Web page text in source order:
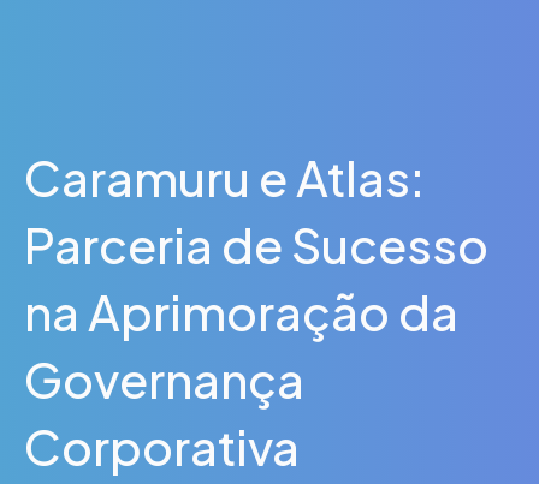
Caramuru e Atlas:
Parceria de Sucesso
na Aprimoração da
Governança
Corporativa